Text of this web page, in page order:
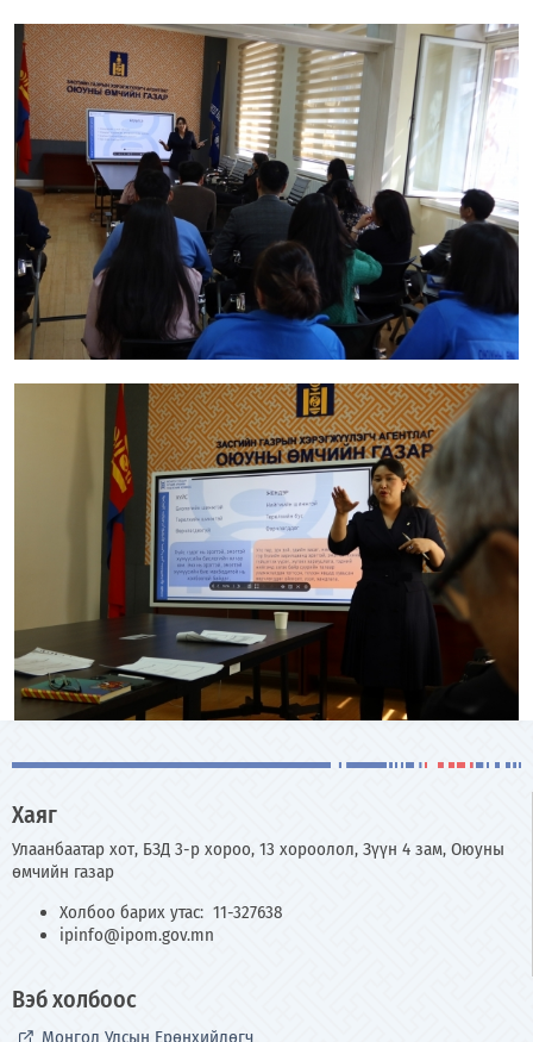
Хаяг
Улаанбаатар хот, БЗД 3-р хороо, 13 хороолол, Зүүн 4 зам, Оюуны
өмчийн газар
Холбоо барих утас: 11-327638
ipinfo@ipom.gov.mn
Вэб холбоос
Монгол Улсын Ерөнхийлөгч